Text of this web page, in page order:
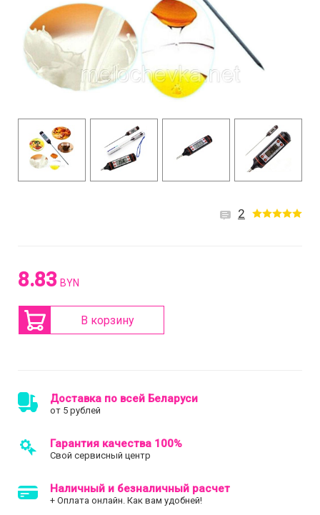
2
8.83 BYN
В корзину
Доставка по всей Беларуси
от 5 рублей
Гарантия качества 100%
Свой сервисный центр
Наличный и безналичный расчет
+ Оплата онлайн. Как вам удобней!